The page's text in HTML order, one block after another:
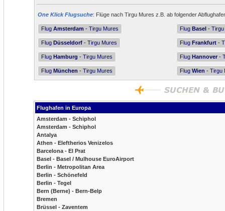
One Klick Flugsuche: Flüge nach Tirgu Mures z.B. ab folgender
Flug Amsterdam - Tirgu Mures Flug Basel -
Flug Düsseldorf - Tirgu Mures Flug Frankfurt -
Flug Hamburg - Tirgu Mures Flug Hannover -
Flug München - Tirgu Mures Flug Wien - Tirgu
Flughafen in Europa
Amsterdam - Schiphol
Amsterdam - Schiphol
Antalya
Athen - Eleftherios Venizelos
Barcelona - El Prat
Basel - Basel / Mulhouse EuroAirport
Berlin - Metropolitan Area
Berlin - Schönefeld
Berlin - Tegel
Bern (Berne) - Bern-Belp
Bremen
Brüssel - Zaventem